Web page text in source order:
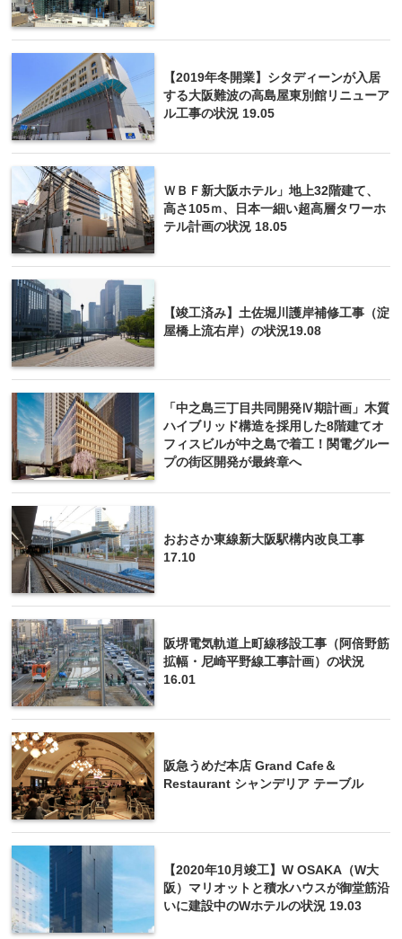
【2019年冬開業】シタディーンが入居
する大阪難波の高島屋東別館リニューア
ル工事の状況 19.05
ＷＢＦ新大阪ホテル」地上32階建て、
高さ105ｍ、日本一細い超高層タワーホ
テル計画の状況 18.05
【竣工済み】土佐堀川護岸補修工事（淀
屋橋上流右岸）の状況19.08
「中之島三丁目共同開発Ⅳ期計画」木質
ハイブリッド構造を採用した8階建てオ
フィスビルが中之島で着工！関電グルー
プの街区開発が最終章へ
おおさか東線新大阪駅構内改良工事
17.10
阪堺電気軌道上町線移設工事（阿倍野筋
拡幅・尼崎平野線工事計画）の状況
16.01
阪急うめだ本店 Grand Cafe＆
Restaurant シャンデリア テーブル
【2020年10月竣工】W OSAKA（W大
阪）マリオットと積水ハウスが御堂筋沿
いに建設中のWホテルの状況 19.03